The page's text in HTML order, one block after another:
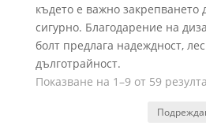
където е важно закрепването
сигурно. Благодарение на
болт предлага надеждност,
дълготрайност.
Показване на 1–9 от 59